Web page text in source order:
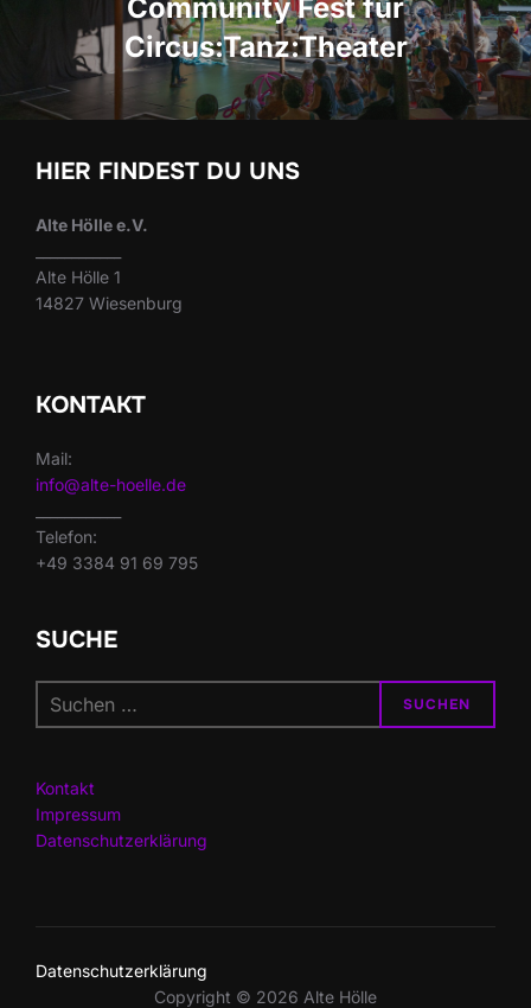
Community Fest für
Circus:Tanz:Theater
HIER FINDEST DU UNS
Alte Hölle e.V.
Alte Hölle 1
14827 Wiesenburg
KONTAKT
Mail:
info@alte-hoelle.de
Telefon:
+49 3384 91 69 795
SUCHE
nach:
SUCHEN
Kontakt
Impressum
Datenschutzerklärung
Datenschutz­erklärung
Copyright © 2026 Alte Hölle